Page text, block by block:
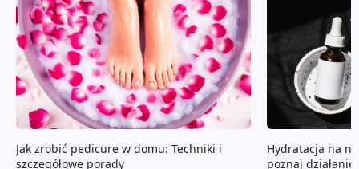
Jak zrobić pedicure w domu: Techniki i
szczegółowe porady
Hydratacja na
poznaj